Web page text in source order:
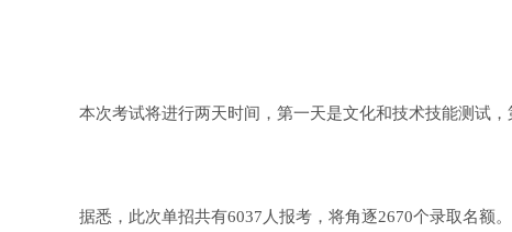
本次考试将进行两天时间，第一天是文化和技术技能测试，
据悉，此次单招共有6037人报考，将角逐2670个录取名额。